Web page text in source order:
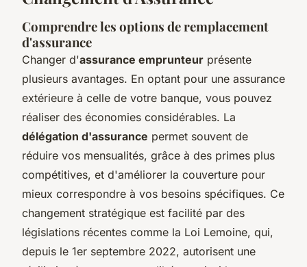
Comprendre les options de remplacement
d'assurance
Changer d'assurance emprunteur présente
plusieurs avantages. En optant pour une assurance
extérieure à celle de votre banque, vous pouvez
réaliser des économies considérables. La
délégation d'assurance permet souvent de
réduire vos mensualités, grâce à des primes plus
compétitives, et d'améliorer la couverture pour
mieux correspondre à vos besoins spécifiques. Ce
changement stratégique est facilité par des
législations récentes comme la Loi Lemoine, qui,
depuis le 1er septembre 2022, autorisent une